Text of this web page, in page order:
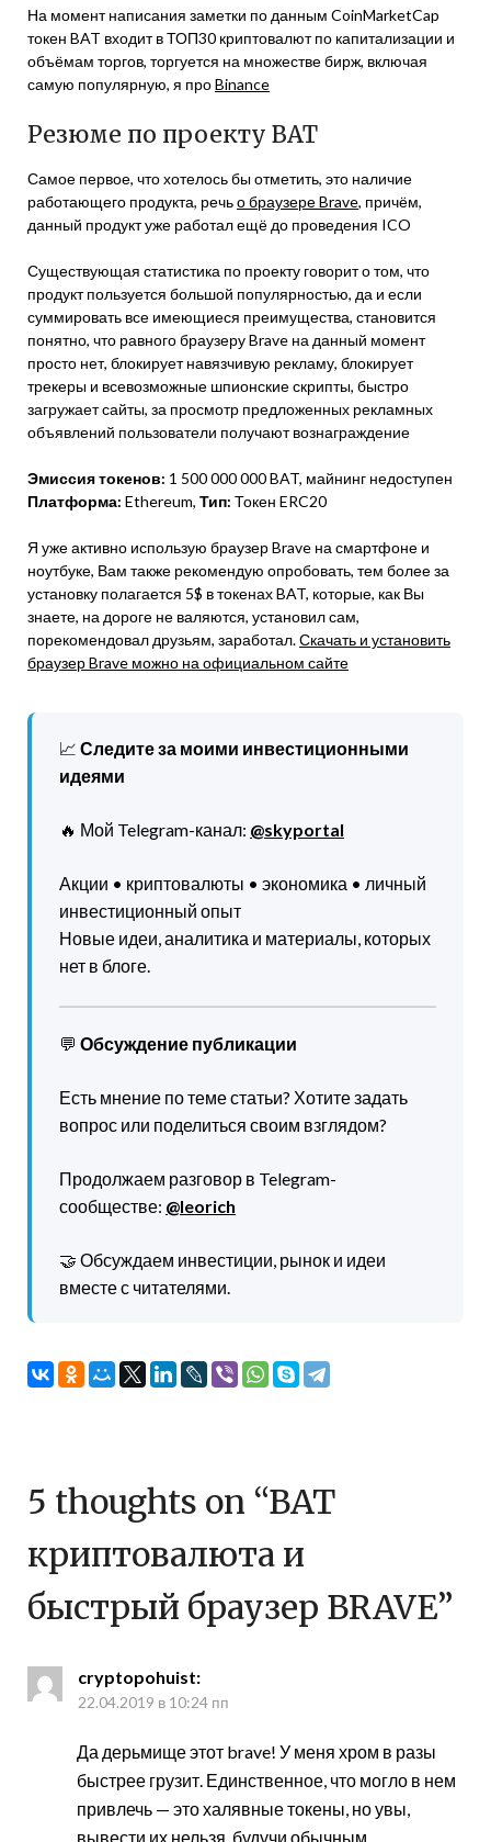
На момент написания заметки по данным CoinMarketCap
токен BAT входит в ТОП30 криптовалют по капитализации и
объёмам торгов, торгуется на множестве бирж, включая
самую популярную, я проBinance
Резюме по проекту BAT
Самое первое, что хотелось бы отметить, это наличие
работающего продукта, речьо браузере Brave, причём,
данный продукт уже работал ещё до проведения ICO
Существующая статистика по проекту говорит о том, что
продукт пользуется большой популярностью, да и если
суммировать все имеющиеся преимущества, становится
понятно, что равного браузеру Brave на данный момент
просто нет, блокирует навязчивую рекламу, блокирует
трекеры и всевозможные шпионские скрипты, быстро
загружает сайты, за просмотр предложенных рекламных
объявлений пользователи получают вознаграждение
Эмиссия токенов: 1 500 000 000 BAT, майнинг недоступен
Платформа: Ethereum, Тип: Токен ERC20
Я уже активно использую браузер Brave на смартфоне и
ноутбуке, Вам также рекомендую опробовать, тем более за
установку полагается 5$ в токенах BAT, которые, как Вы
знаете, на дороге не валяются, установил сам,
порекомендовал друзьям, заработал.Скачать и установить
браузер Brave можно на официальном сайте
📈 Следите за моими инвестиционными
идеями
🔥 Мой Telegram-канал: @skyportal
Акции • криптовалюты • экономика • личный
инвестиционный опыт
Новые идеи, аналитика и материалы, которых
нет в блоге.
💬 Обсуждение публикации
Есть мнение по теме статьи? Хотите задать
вопрос или поделиться своим взглядом?
Продолжаем разговор в Telegram-
сообществе: @leorich
🤝 Обсуждаем инвестиции, рынок и идеи
вместе с читателями.
5 thoughts on “BAT
криптовалюта и
быстрый браузер BRAVE”
cryptopohuist:
22.04.2019 в 10:24 пп
Да дерьмище этот brave! У меня хром в разы
быстрее грузит. Единственное, что могло в нем
привлечь — это халявные токены, но увы,
вывести их нельзя, будучи обычным